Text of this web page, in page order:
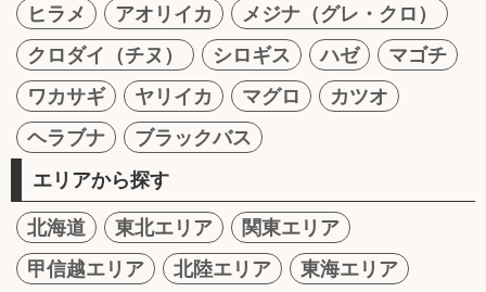
ヒラメ
アオリイカ
メジナ（グレ・クロ）
クロダイ（チヌ）
シロギス ハゼ
マゴチ
ワカサギ
ヤリイカ マグロ
カツオ
ヘラブナ
ブラックバス
エリアから探す
北海道 東北エリア
関東エリア
甲信越エリア
北陸エリア
東海エリア